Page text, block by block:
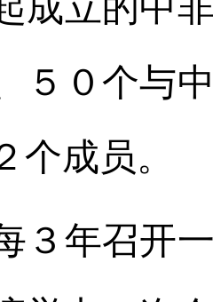
５０个与
个成员。
年召开一